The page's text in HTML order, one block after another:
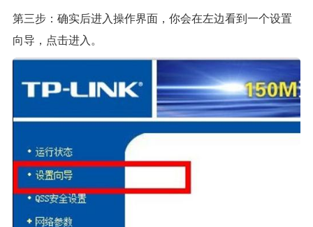
第三步：确实后进入操作界面，你会在左边看到一个设置
向导，点击进入。